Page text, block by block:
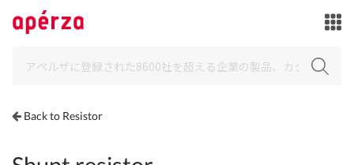
Back to Resistor